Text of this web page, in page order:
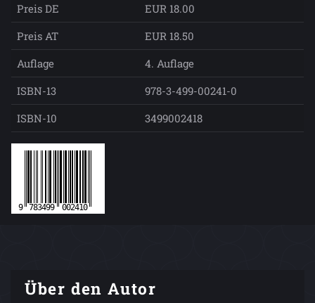
Preis DE
EUR 18.00
Preis AT
EUR 18.50
Auflage
4. Auflage
ISBN-13
978-3-499-00241-0
ISBN-10
3499002418
Über den Autor